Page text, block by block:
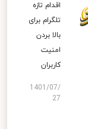
اقدام تازه
تلگرام برای
بالا بردن
امنیت
کاربران
1401/07/
27